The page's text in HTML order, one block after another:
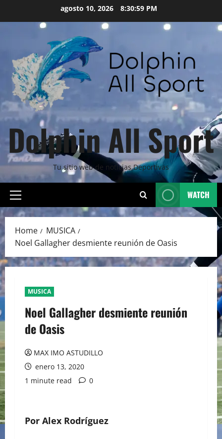
agosto 10, 2026 8:31:01 PM
Dolphin All Sport
Tu sitio web de noticias Deportivas
Primary
Menu
WATCH
Home
MUSICA
Noel Gallagher desmiente reunión de Oasis
MUSICA
Noel Gallagher desmiente reunión
de Oasis
MAX IMO ASTUDILLO
enero 13, 2020
1 minute read
0
Por Alex Rodríguez